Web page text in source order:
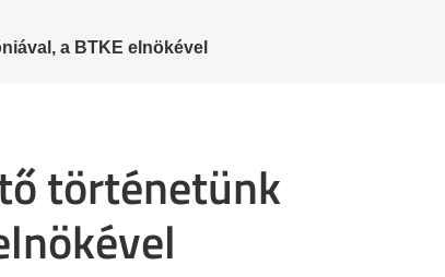
a BTKE elnökével
történetünk